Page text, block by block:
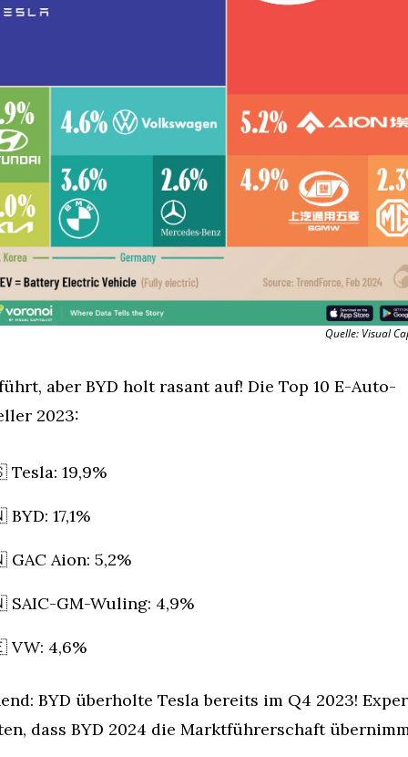
Quelle: Visual
aber BYD holt rasant auf! Die Top 10 E-Auto-
2023:
Tesla: 19,9%
BYD: 17,1%
GAC Aion: 5,2%
SAIC-GM-Wuling: 4,9%
VW: 4,6%
BYD überholte Tesla bereits im Q4 2023!
dass BYD 2024 die Marktführerschaft